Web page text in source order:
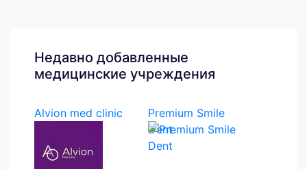
Недавно добавленные
медицинские учреждения
Alvion med clinic
Premium Smile
Dent